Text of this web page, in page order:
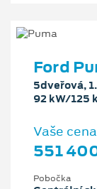
Ford
5dveřová,
92 kW/125
Vaše
551
Pobočka